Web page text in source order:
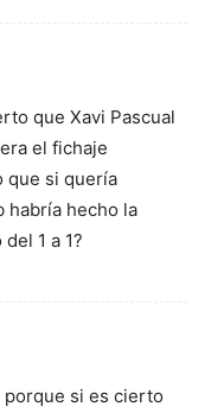
que Xavi Pascual
el fichaje
que si quería
habría hecho la
1 a 1?
porque si es cierto